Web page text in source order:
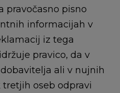
pravočasno pisno
informacijah v
iz tega
pravico, da v
ali v nujnih
oseb odpravi